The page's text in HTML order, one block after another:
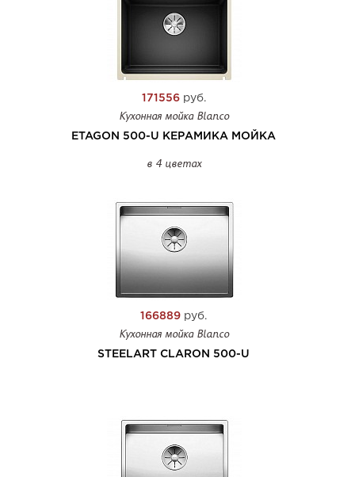
171556руб.
Кухонная мойка Blanco
ETAGON 500-U КЕРАМИКА МОЙКА
в 4 цветах
166889 руб.
Кухонная мойка Blanco
STEELART CLARON 500-U